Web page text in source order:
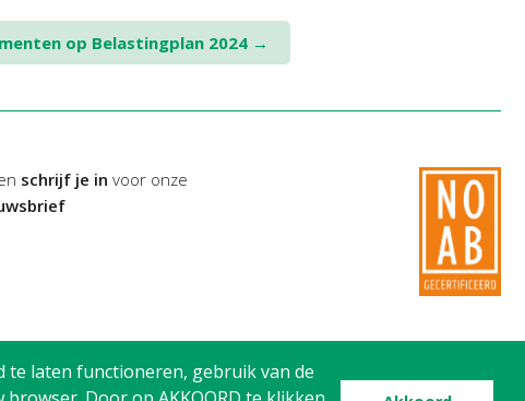
te laten functioneren, gebruik van de
op Belastingplan 2024 →
schrijf je in voor onze